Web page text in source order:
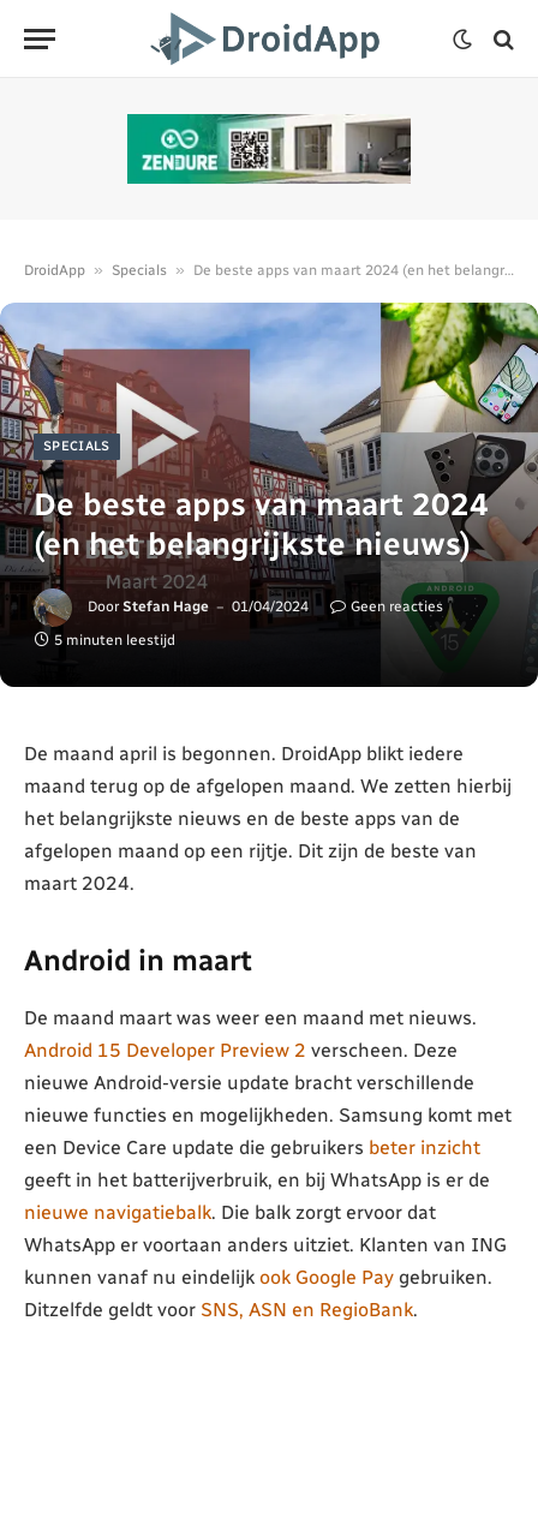
DroidApp » Specials » De beste apps van maart 2024 (en het belangrijkste nieuws)
SPECIALS
De beste apps van maart 2024
(en het belangrijkste nieuws)
Door Stefan Hage 01/04/2024
Geen reacties
5 minuten leestijd
De maand april is begonnen. DroidApp blikt iedere
maand terug op de afgelopen maand. We zetten hierbij
het belangrijkste nieuws en de beste apps van de
afgelopen maand op een rijtje. Dit zijn de beste van
maart 2024.
Android in maart
De maand maart was weer een maand met nieuws.
Android 15 Developer Preview 2 verscheen. Deze
nieuwe Android-versie update bracht verschillende
nieuwe functies en mogelijkheden. Samsung komt met
een Device Care update die gebruikers beter inzicht
geeft in het batterijverbruik, en bij WhatsApp is er de
nieuwe navigatiebalk. Die balk zorgt ervoor dat
WhatsApp er voortaan anders uitziet. Klanten van ING
kunnen vanaf nu eindelijk ook Google Pay gebruiken.
Ditzelfde geldt voor SNS, ASN en RegioBank.